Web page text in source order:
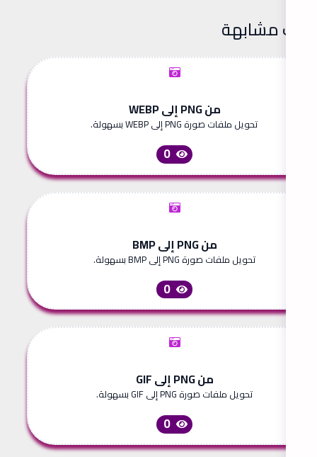
مشابهة
من PNG إلى WEBP
تحويل ملفات صورة PNG إلى WEBP بسهولة.
0
من PNG إلى BMP
تحويل ملفات صورة PNG إلى BMP بسهولة.
0
من PNG إلى GIF
تحويل ملفات صورة PNG إلى GIF بسهولة.
0